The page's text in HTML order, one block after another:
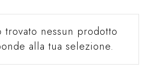
trovato nessun prodotto
alla tua selezione.